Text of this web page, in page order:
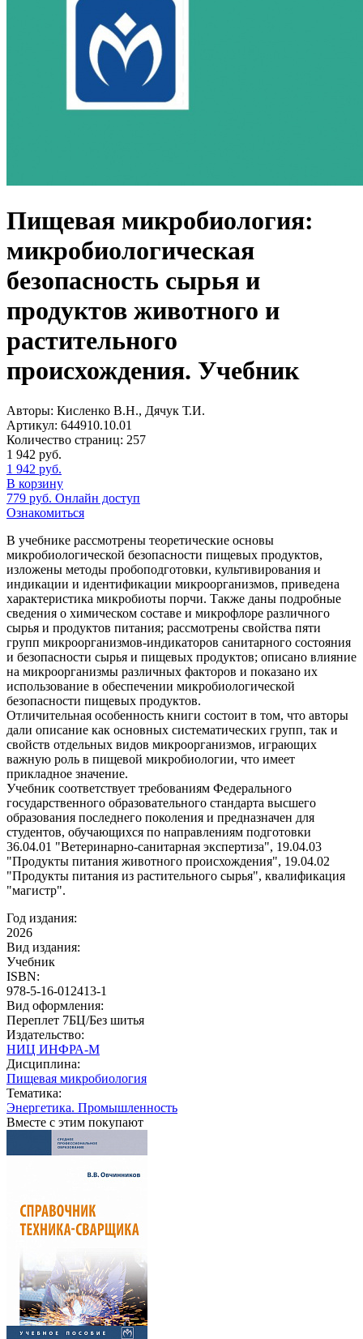
Пищевая микробиология:
микробиологическая
безопасность сырья и
продуктов животного и
растительного
происхождения. Учебник
Авторы: Кисленко В.Н., Дячук Т.И.
Артикул: 644910.10.01
Количество страниц: 257
1 942 руб.
1 942 руб.
В корзину
779 руб. Онлайн доступ
Ознакомиться
В учебнике рассмотрены теоретические основы
микробиологической безопасности пищевых продуктов,
изложены методы пробоподготовки, культивирования и
индикации и идентификации микроорганизмов, приведена
характеристика микробиоты порчи. Также даны подробные
сведения о химическом составе и микрофлоре различного
сырья и продуктов питания; рассмотрены свойства пяти
групп микроорганизмов-индикаторов санитарного состояния
и безопасности сырья и пищевых продуктов; описано влияние
на микроорганизмы различных факторов и показано их
использование в обеспечении микробиологической
безопасности пищевых продуктов.
Отличительная особенность книги состоит в том, что авторы
дали описание как основных систематических групп, так и
свойств отдельных видов микроорганизмов, играющих
важную роль в пищевой микробиологии, что имеет
прикладное значение.
Учебник соответствует требованиям Федерального
государственного образовательного стандарта высшего
образования последнего поколения и предназначен для
студентов, обучающихся по направлениям подготовки
36.04.01 "Ветеринарно-санитарная экспертиза", 19.04.03
"Продукты питания животного происхождения", 19.04.02
"Продукты питания из растительного сырья", квалификация
"магистр".
Год издания:
2026
Вид издания:
Учебник
ISBN:
978-5-16-012413-1
Вид оформления:
Переплет 7БЦ/Без шитья
Издательство:
НИЦ ИНФРА-М
Дисциплина:
Пищевая микробиология
Тематика:
Энергетика. Промышленность
Вместе с этим покупают